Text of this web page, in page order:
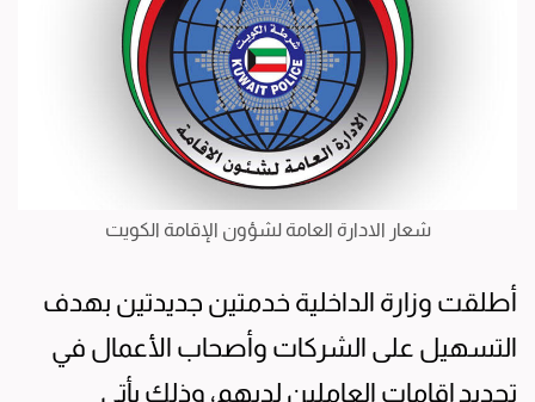
شعار الادارة العامة لشؤون الإقامة الكويت
أطلقت وزارة الداخلية خدمتين جديدتين بهدف
التسهيل على الشركات وأصحاب الأعمال في
تجديد إقامات العاملين لديهم، وذلك يأتي